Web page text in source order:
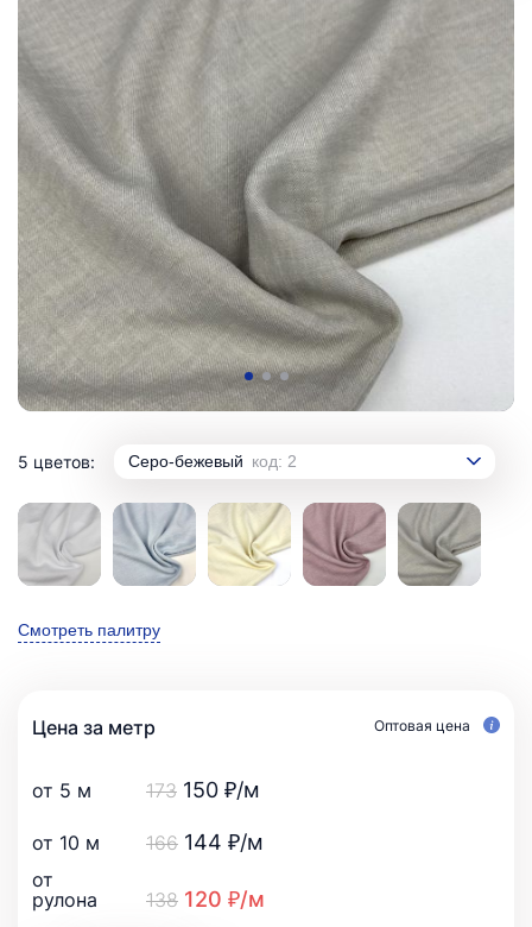
5 цветов: Серо-бежевый код: 2
Смотреть палитру
Цена за метр Оптовая цена
от 5 м 173 150 ₽/м
от 10 м 166 144 ₽/м
от
рулона
138 120 ₽/м